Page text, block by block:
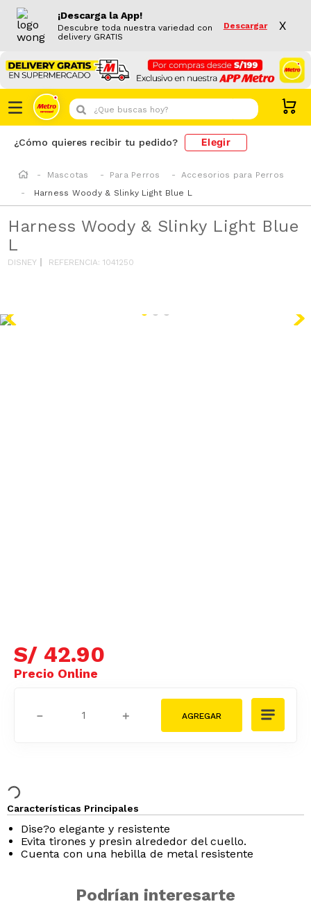
¡Descarga la App!
Descubre toda nuestra variedad con
delivery GRATIS
Descargar X
¿Que buscas hoy?
¿Cómo quieres recibir tu pedido? Elegir
Mascotas Para Perros
Accesorios para Perros
Harness Woody & Slinky Light Blue L
Harness Woody & Slinky Light Blue
L
DISNEY REFERENCIA:1041250
S/ 42.90
＋
－
Características Principales
Dise?o elegante y resistente
Evita tirones y presin alrededor del cuello.
Cuenta con una hebilla de metal resistente
Podrían interesarte